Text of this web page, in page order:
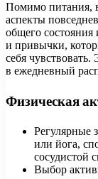
Помимо питания,
аспекты
общего
и привычки,
себя
в ежедневный
Физическая
Регулярные
или йога,
сосудистой
Выбор